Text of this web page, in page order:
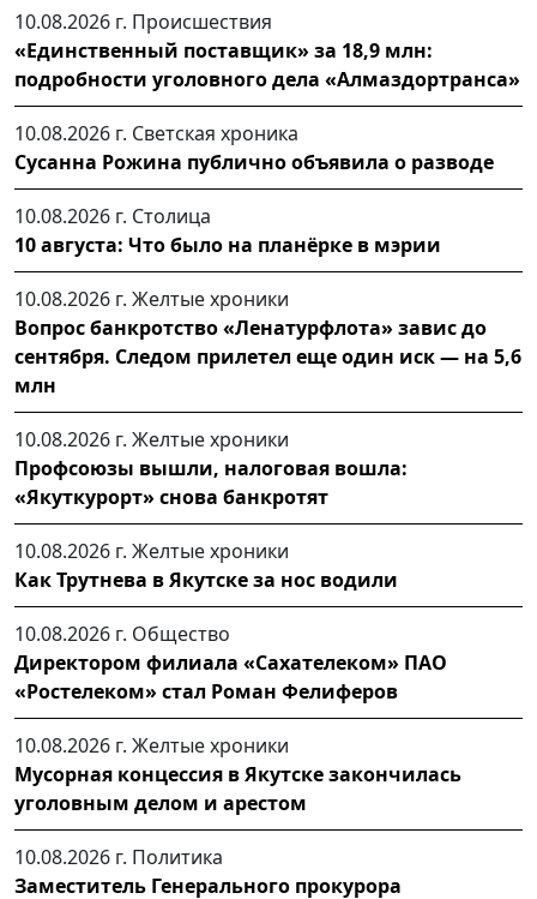
10.08.2026 г. Происшествия
«Единственный поставщик» за 18,9 млн:
подробности уголовного дела «Алмаздортранса»
10.08.2026 г. Светская хроника
Сусанна Рожина публично объявила о разводе
10.08.2026 г. Столица
10 августа: Что было на планёрке в мэрии
10.08.2026 г. Желтые хроники
Вопрос банкротство «Ленатурфлота» завис до
сентября. Следом прилетел еще один иск — на 5,6
млн
10.08.2026 г. Желтые хроники
Профсоюзы вышли, налоговая вошла:
«Якуткурорт» снова банкротят
10.08.2026 г. Желтые хроники
Как Трутнева в Якутске за нос водили
10.08.2026 г. Общество
Директором филиала «Сахателеком» ПАО
«Ростелеком» стал Роман Фелиферов
10.08.2026 г. Желтые хроники
Мусорная концессия в Якутске закончилась
уголовным делом и арестом
10.08.2026 г. Политика
Заместитель Генерального прокурора